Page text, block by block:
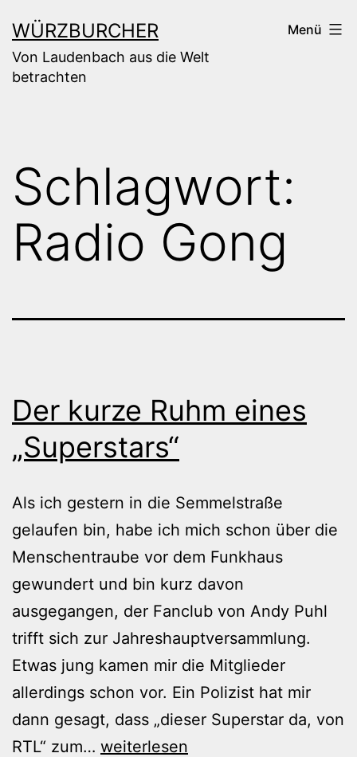
Inhalt
springen
WÜRZBURCHER
Von Laudenbach aus die Welt
betrachten
Menü
Schlagwort:
Radio Gong
Der kurze Ruhm eines
„Superstars“
Als ich gestern in die Semmelstraße
gelaufen bin, habe ich mich schon über die
Menschentraube vor dem Funkhaus
gewundert und bin kurz davon
ausgegangen, der Fanclub von Andy Puhl
trifft sich zur Jahreshauptversammlung.
Etwas jung kamen mir die Mitglieder
allerdings schon vor. Ein Polizist hat mir
dann gesagt, dass „dieser Superstar da, von
RTL“ zum… Der
weiterlesen